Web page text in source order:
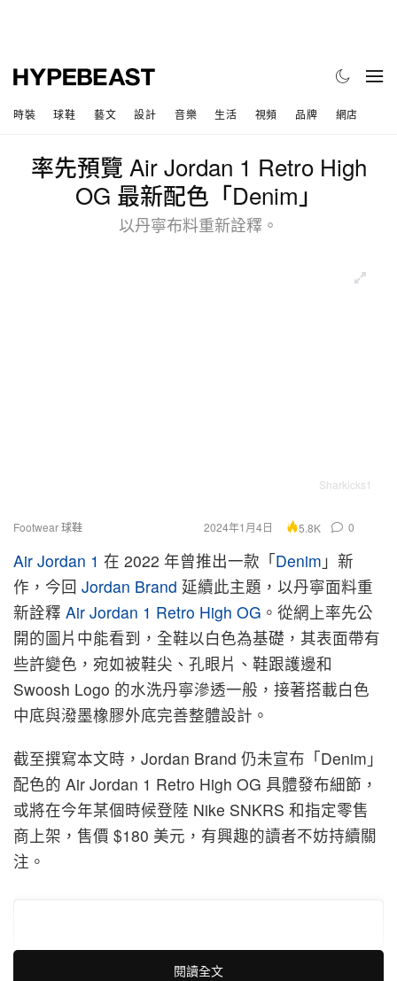
時裝 球鞋 藝文 設計 音樂 生活 視頻 品牌 網店
率先預覽 Air Jordan 1 Retro High
OG 最新配色「Denim」
以丹寧布料重新詮釋。
Sharkicks1
Footwear 球鞋 2024年1月4日 5.8K 0
Air Jordan 1 在 2022 年曾推出一款「Denim 」新
作，今回 Jordan Brand 延續此主題，以丹寧面料重
新詮釋 Air Jordan 1 Retro High OG 。從網上率先公
開的圖片中能看到，全鞋以白色為基礎，其表面帶有
些許變色，宛如被鞋尖、孔眼片、鞋跟護邊和
Swoosh Logo 的水洗丹寧滲透一般，接著搭載白色
中底與潑墨橡膠外底完善整體設計。
截至撰寫本文時，Jordan Brand 仍未宣布「Denim」
配色的 Air Jordan 1 Retro High OG 具體發布細節，
或將在今年某個時候登陸 Nike SNKRS 和指定零售
商上架，售價 $180 美元，有興趣的讀者不妨持續關
注。
閱讀全文